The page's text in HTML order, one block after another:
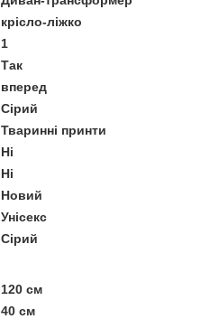
крісло-ліжко
1
Так
вперед
Сірий
Тваринні принти
Ні
Ні
Новий
Унісекс
Сірий
120 см
40 см